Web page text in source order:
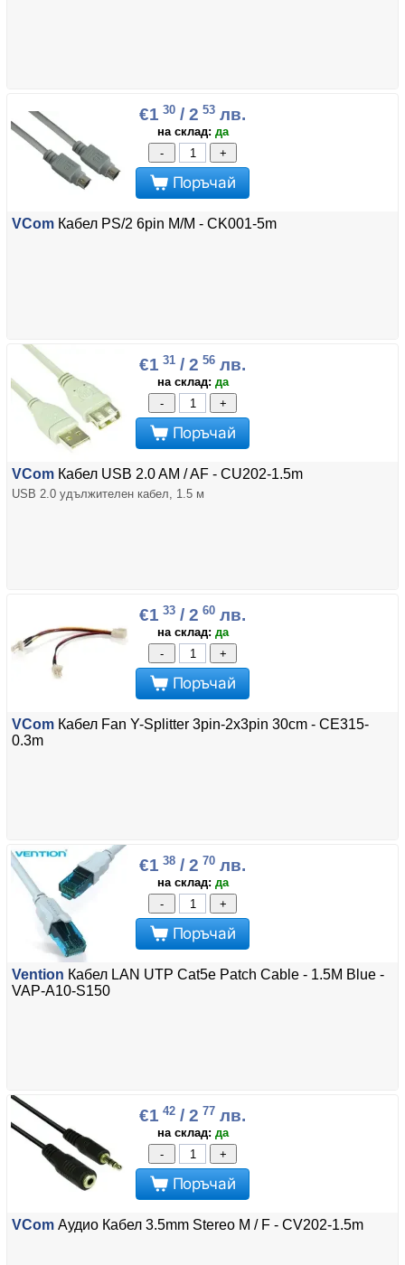
€1 30 / 2 53 лв.
на склад: да
-
+
Поръчай
VCom Кабел PS/2 6pin M/M - CK001-5m
€1 31 / 2 56 лв.
на склад: да
-
+
Поръчай
VCom Кабел USB 2.0 AM / AF - CU202-1.5m
USB 2.0 удължителен кабел, 1.5 м
€1 33 / 2 60 лв.
на склад: да
-
+
Поръчай
VCom Кабел Fan Y-Splitter 3pin-2x3pin 30cm - CE315-
0.3m
€1 38 / 2 70 лв.
на склад: да
-
+
Поръчай
Vention Кабел LAN UTP Cat5e Patch Cable - 1.5M Blue -
VAP-A10-S150
€1 42 / 2 77 лв.
на склад: да
-
+
Поръчай
VCom Аудио Кабел 3.5mm Stereo M / F - CV202-1.5m